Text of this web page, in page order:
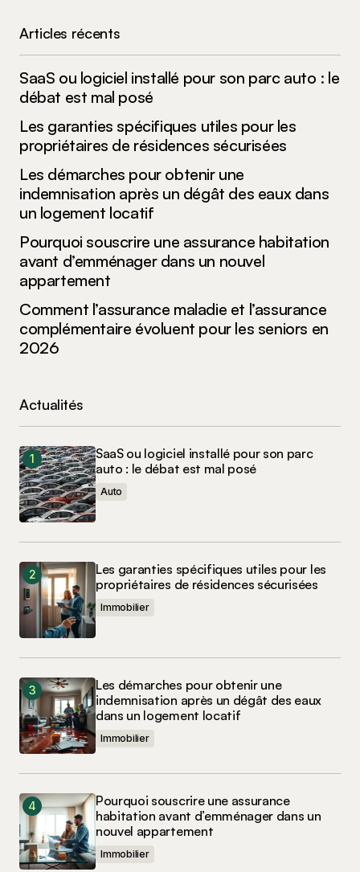
Articles récents
SaaS ou logiciel installé pour son parc auto : le
débat est mal posé
Les garanties spécifiques utiles pour les
propriétaires de résidences sécurisées
Les démarches pour obtenir une
indemnisation après un dégât des eaux dans
un logement locatif
Pourquoi souscrire une assurance habitation
avant d’emménager dans un nouvel
appartement
Comment l’assurance maladie et l’assurance
complémentaire évoluent pour les seniors en
2026
Actualités
SaaS ou logiciel installé pour son parc
auto : le débat est mal posé
Auto
Les garanties spécifiques utiles pour les
propriétaires de résidences sécurisées
Immobilier
Les démarches pour obtenir une
indemnisation après un dégât des eaux
dans un logement locatif
Immobilier
Pourquoi souscrire une assurance
habitation avant d’emménager dans un
nouvel appartement
Immobilier